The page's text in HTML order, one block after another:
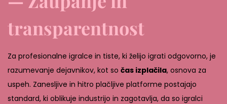
transparentnost
Za profesionalne igralce in tiste, ki želijo igrati odgovorno, je
razumevanje dejavnikov, kot so čas izplačila, osnova za
uspeh. Zanesljive in hitro plačljive platforme postajajo
standard, ki oblikuje industrijo in zagotavlja, da so igralci